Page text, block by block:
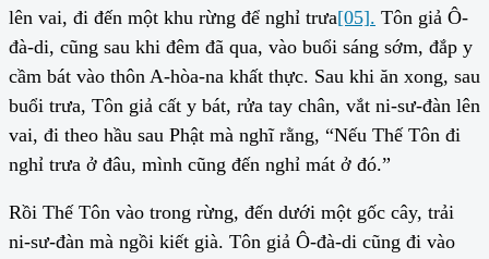
lên vai, đi đến một khu rừng để nghỉ trưa[05]. Tôn giả Ô-
đà-di, cũng sau khi đêm đã qua, vào buổi sáng sớm, đắp y
cầm bát vào thôn A-hòa-na khất thực. Sau khi ăn xong, sau
buổi trưa, Tôn giả cất y bát, rửa tay chân, vắt ni-sư-đàn lên
vai, đi theo hầu sau Phật mà nghĩ rằng, “Nếu Thế Tôn đi
nghỉ trưa ở đâu, mình cũng đến nghỉ mát ở đó.”
Rồi Thế Tôn vào trong rừng, đến dưới một gốc cây, trải
ni-sư-đàn mà ngồi kiết già. Tôn giả Ô-đà-di cũng đi vào